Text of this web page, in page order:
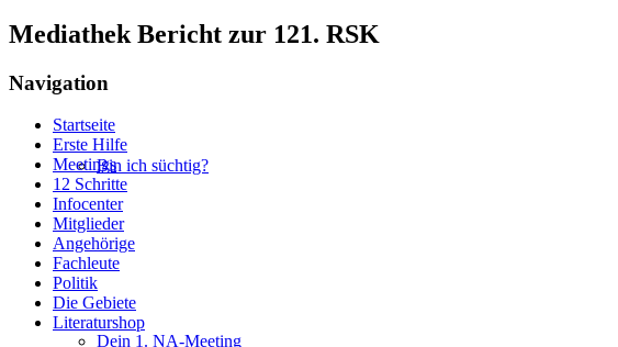
Bin ich süchtig?
Dein 1. NA-Meeting
Mediathek Bericht zur 121. RSK
Navigation
Startseite
Erste Hilfe
Meetings
12 Schritte
Infocenter
Mitglieder
Angehörige
Fachleute
Politik
Die Gebiete
Literaturshop